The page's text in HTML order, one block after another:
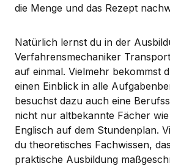
die Menge und das Rezept
Natürlich lernst du in der
Verfahrensmechaniker
auf einmal. Vielmehr bekommst
einen Einblick in alle
besuchst dazu auch eine
nicht nur altbekannte Fächer
Englisch auf dem Stundenplan.
du theoretisches Fachwissen,
praktische Ausbildung